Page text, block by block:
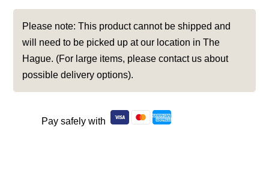
Please note: This product cannot be shipped and
will need to be picked up at our location in The
Hague. (For large items, please contact us about
possible delivery options).
Pay safely with